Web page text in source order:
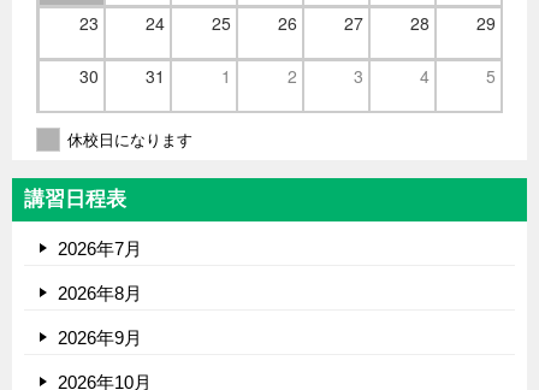
23 24 25 26 27 28 29
30 31 1 2 3 4 5
休校日になります
講習日程表
2026年7月
2026年8月
2026年9月
2026年10月